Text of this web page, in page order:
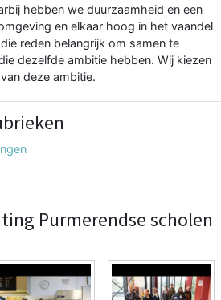
hebben we duurzaamheid en een
en elkaar hoog in het vaandel
reden belangrijk om samen te
dezelfde ambitie hebben. Wij kiezen
deze ambitie.
Purmerendse scholen